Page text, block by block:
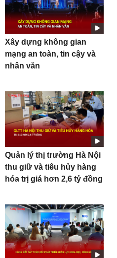
Xây dựng không gian
mạng an toàn, tin cậy và
nhân văn
Quản lý thị trường Hà Nội
thu giữ và tiêu hủy hàng
hóa trị giá hơn 2,6 tỷ đồng